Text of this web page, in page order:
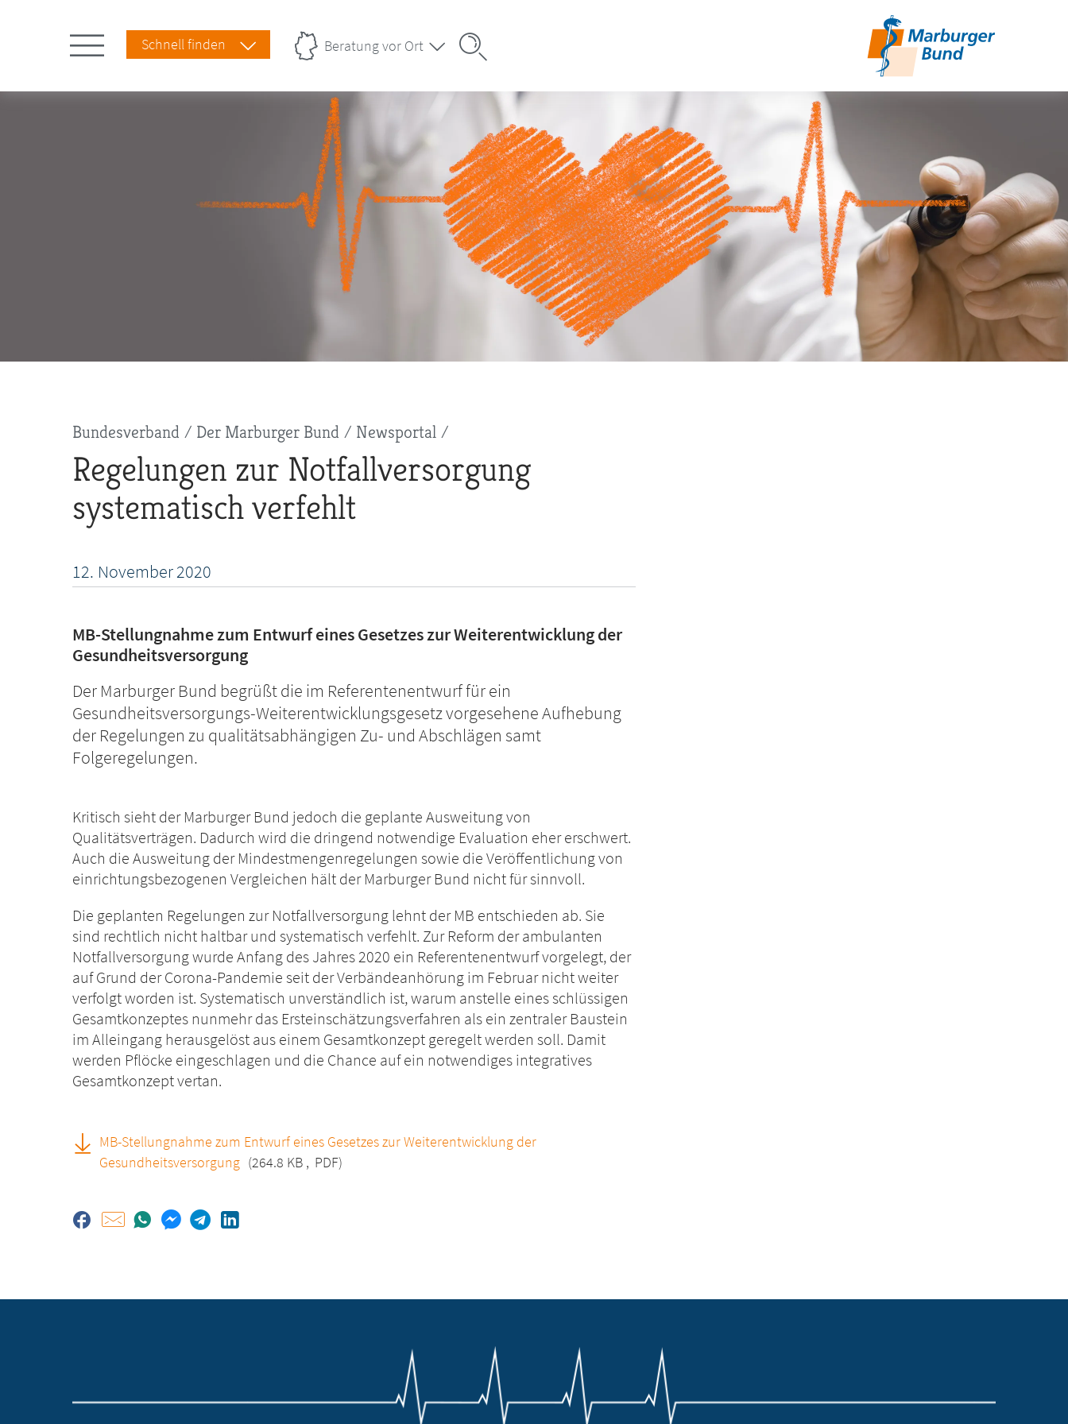
Schnell finden Beratung vor Ort
Pfadnavigation
Bundesverband Der Marburger Bund Newsportal
Regelungen zur Notfallversorgung
systematisch verfehlt
12. November2020
MB-Stellungnahme zum Entwurf eines Gesetzes zur Weiterentwicklung der
Gesundheitsversorgung
Der Marburger Bund begrüßt die im Referentenentwurf für ein
Gesundheitsversorgungs-Weiterentwicklungsgesetz vorgesehene Aufhebung
der Regelungen zu qualitätsabhängigen Zu- und Abschlägen samt
Folgeregelungen.
Kritisch sieht der Marburger Bund jedoch die geplante Ausweitung von
Qualitätsverträgen. Dadurch wird die dringend notwendige Evaluation eher erschwert.
Auch die Ausweitung der Mindestmengenregelungen sowie die Veröffentlichung von
einrichtungsbezogenen Vergleichen hält der Marburger Bund nicht für sinnvoll.
Die geplanten Regelungen zur Notfallversorgung lehnt der MB entschieden ab. Sie
sind rechtlich nicht haltbar und systematisch verfehlt. Zur Reform der ambulanten
Notfallversorgung wurde Anfang des Jahres 2020 ein Referentenentwurf vorgelegt, der
auf Grund der Corona-Pandemie seit der Verbändeanhörung im Februar nicht weiter
verfolgt worden ist. Systematisch unverständlich ist, warum anstelle eines schlüssigen
Gesamtkonzeptes nunmehr das Ersteinschätzungsverfahren als ein zentraler Baustein
im Alleingang herausgelöst aus einem Gesamtkonzept geregelt werden soll. Damit
werden Pflöcke eingeschlagen und die Chance auf ein notwendiges integratives
Gesamtkonzept vertan.
MB-Stellungnahme zum Entwurf eines Gesetzes zur Weiterentwicklung der
Gesundheitsversorgung (264.8 KB , PDF)